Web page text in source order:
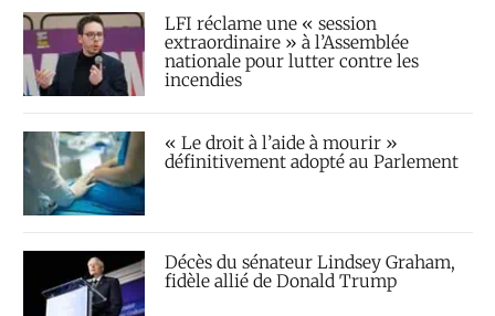
LFI réclame une « session
extraordinaire » à l’Assemblée
nationale pour lutter contre les
incendies
« Le droit à l’aide à mourir »
définitivement adopté au Parlement
Décès du sénateur Lindsey Graham,
fidèle allié de Donald Trump